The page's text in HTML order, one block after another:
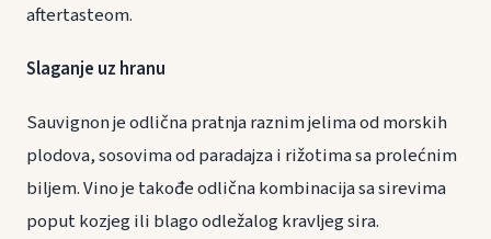
aftertasteom.
Slaganje uz hranu
Sauvignon je odlična pratnja raznim jelima od morskih
plodova, sosovima od paradajza i rižotima sa prolećnim
biljem. Vino je takođe odlična kombinacija sa sirevima
poput kozjeg ili blago odležalog kravljeg sira.